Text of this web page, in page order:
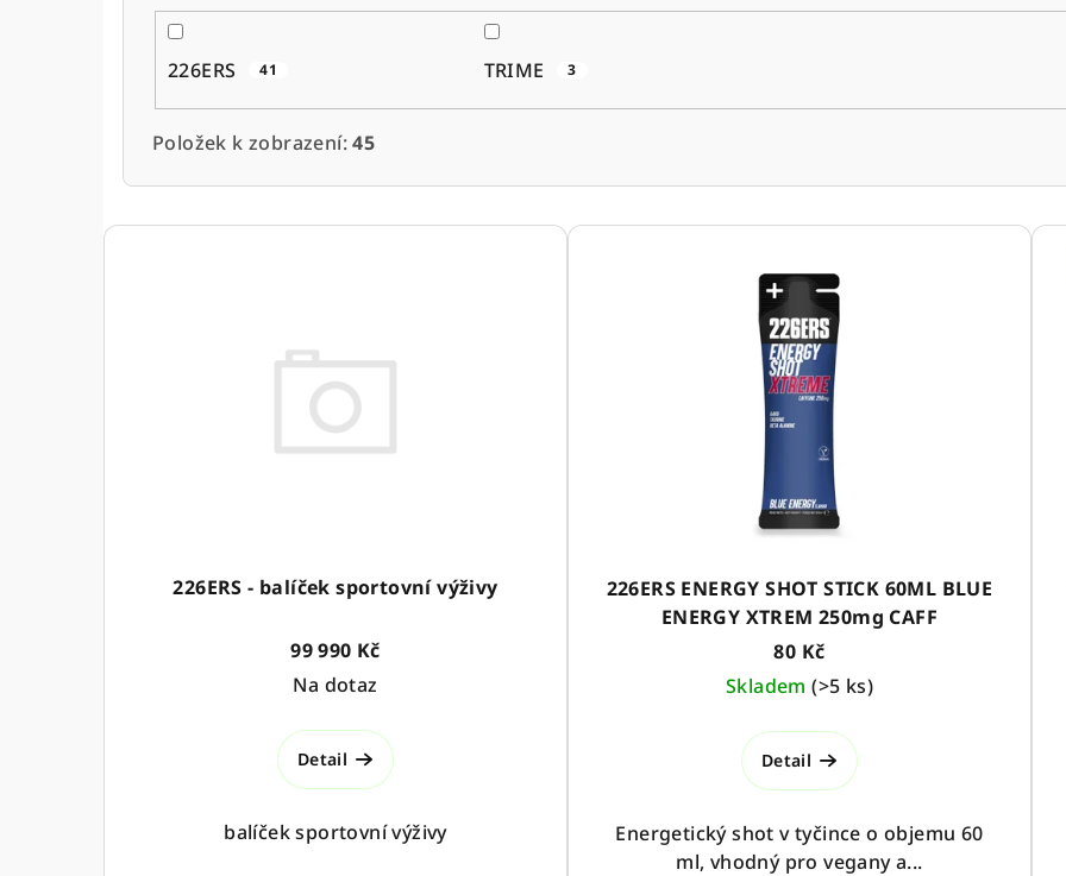
226ERS 41 TRIME 3
Položek k zobrazení:45
226ERS - balíček sportovní výživy
99 990 Kč
Na dotaz
Detail
balíček sportovní výživy
226ERS ENERGY SHOT STICK 60ML BLUE
ENERGY XTREM 250mg CAFF
80 Kč
Skladem(>5 ks)
Detail
Energetický shot v tyčince o objemu 60
ml, vhodný pro vegany a...